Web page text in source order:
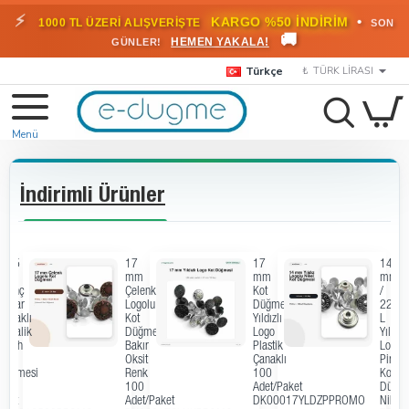
⚡ 1000 TL ÜZERİ ALIŞVERİŞTE KARGO %50 İNDİRİM •
SON
GÜNLER!
HEMEN YAKALA! 🚚
Türkçe ₺ TÜRK LIRASI
İndirimli Ürünler
17
mm
Çelenk
Logolu
Kot
Düğmesi
Bakır
Oksit
Renk
100
Adet/Paket
17
mm
Kot
Düğmesi
Yıldızlı
Logo
Plastik
Çanaklı
100
Adet/Paket
DK00017YLDZPPROMO
14
mm
/
22
L
Yıldız
Logolu
Pirinç
Kot
Nikel